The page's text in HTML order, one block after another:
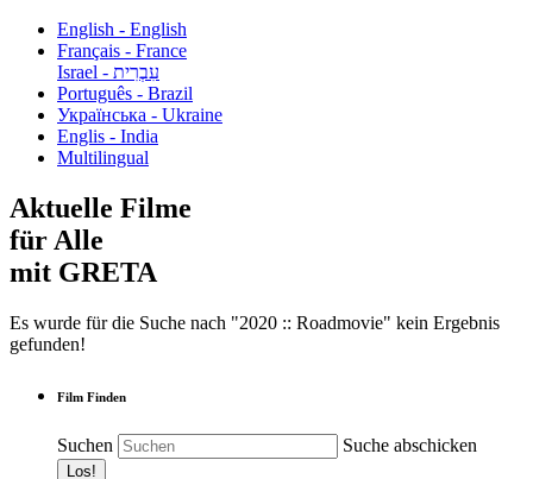
English - English
Français - France
עִבְרִית - Israel
Português - Brazil
Українська - Ukraine
Englis - India
Multilingual
Aktuelle Filme
für Alle
mit GRETA
Es wurde für die Suche nach "2020 :: Roadmovie" kein Ergebnis
gefunden!
Film Finden
Suchen Suche abschicken